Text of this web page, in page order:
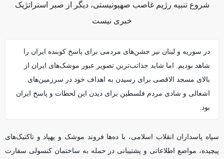
شروع تنبیه رژیم غاصب صهیونیستی، دیگر از صبر استراتژیک
خبری نیست
در سوریه و لبنان نیز جشن‌های مردمی برای پاسخ کوبنده ایران را
شاهد بودیم. اما شاید جذاتب‌ترین تصویر عبور موشک‌های ایران از
بالای مسجد الاقصی برای رسیدن به اهداف خود در سرزمین‌های
اشغالی و شادی مردم فلسطین برای دیدن این لحظات و پاسخ ایران
بود.
سپاه پاسداران انقلاب اسلامی، با ده‌ها فروند موشک و پهپاد و تاکتیک‌های
پیچیده، مواضع اطلاعاتی و پشتیبانی در حمله به ساختمان کنسولی سفارت